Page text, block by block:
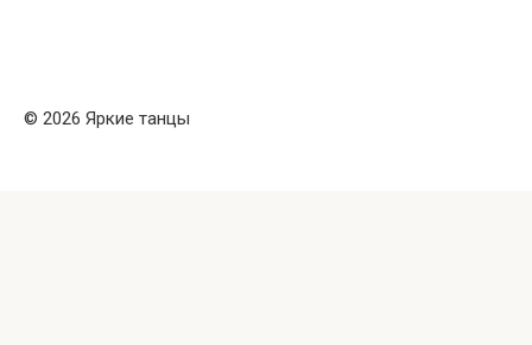
© 2026 Яркие танцы